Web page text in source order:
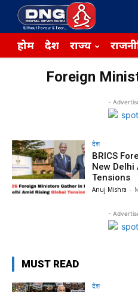
होम देश राज्य
Foreign
-
देश
BRICS
New Delhi
Tensions
Anuj Mishra -
-
MUST READ
देश